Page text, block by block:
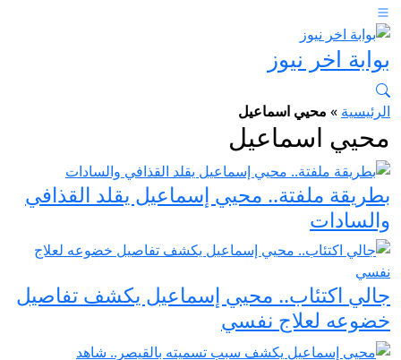
بوابة اخر نيوز
الرئيسية » محيي اسماعيل
محيي اسماعيل
بطريقة ملفتة.. محيي إسماعيل يقلد القذافي
والسادات
جالي اكتئاب.. محيي إسماعيل يكشف تفاصيل
خضوعه لعلاج نفسي